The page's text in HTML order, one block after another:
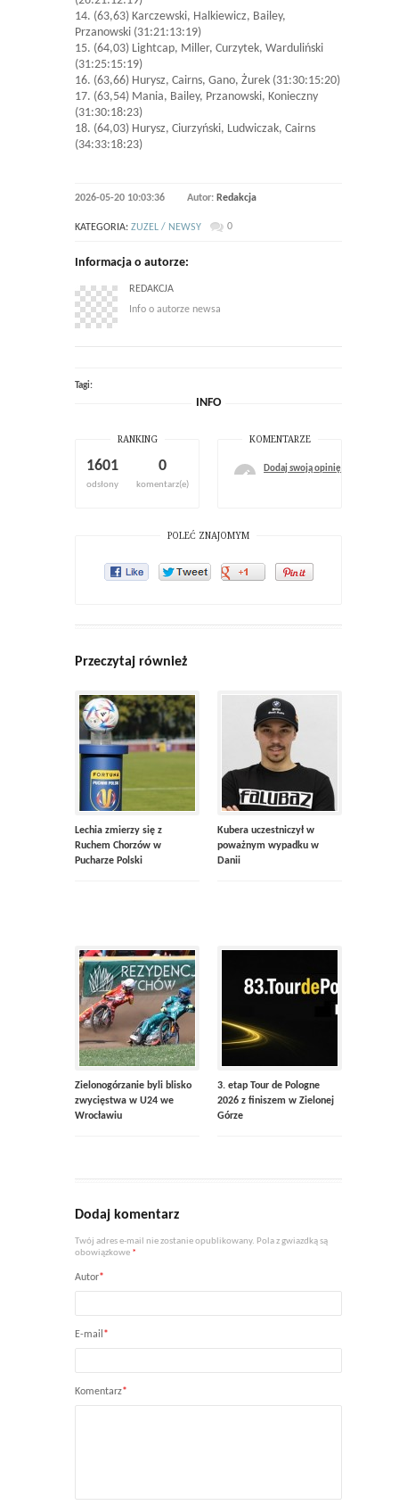
14. (63,63) Karczewski, Halkiewicz, Bailey,
Przanowski (31:21:13:19)
15. (64,03) Lightcap, Miller, Curzytek, Warduliński
(31:25:15:19)
16. (63,66) Hurysz, Cairns, Gano, Żurek (31:30:15:20)
17. (63,54) Mania, Bailey, Przanowski, Konieczny
(31:30:18:23)
18. (64,03) Hurysz, Ciurzyński, Ludwiczak, Cairns
(34:33:18:23)
2026-05-20 10:03:36 Autor: Redakcja
KATEGORIA: ZUZEL / NEWSY 0
Informacja o autorze:
REDAKCJA
Info o autorze newsa
Tagi:
INFO
RANKING
1601
odsłony
0
komentarz(e)
KOMENTARZE
Dodaj swoją opinię
POLEĆ ZNAJOMYM
Przeczytaj również
Lechia zmierzy się z
Ruchem Chorzów w
Pucharze Polski
Kubera uczestniczył w
poważnym wypadku w
Danii
Zielonogórzanie byli blisko
zwycięstwa w U24 we
Wrocławiu
3. etap Tour de Pologne
2026 z finiszem w Zielonej
Górze
Dodaj komentarz
Twój adres e-mail nie zostanie opublikowany. Pola z gwiazdką są
obowiązkowe *
Autor*
E-mail*
Komentarz*